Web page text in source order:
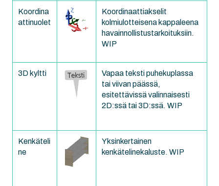
Koordina
attinuolet
Koordinaattiakselit
kolmiulotteisena kappaleena
havainnollistustarkoituksiin.
WIP
3D kyltti
Vapaa teksti puhekuplassa
tai viivan päässä,
esitettävissä valinnaisesti
2D:ssä tai 3D:ssä. WIP
Kenkäteli
ne
Yksinkertainen
kenkätelinekaluste. WIP